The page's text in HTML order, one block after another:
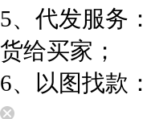
5、代发服务
货给买家；
6、以图找款